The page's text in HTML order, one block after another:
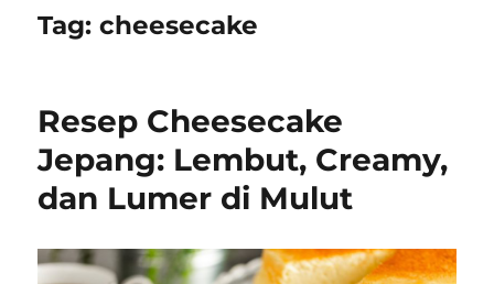
Tag:cheesecake
Resep Cheesecake
Jepang: Lembut, Creamy,
dan Lumer di Mulut